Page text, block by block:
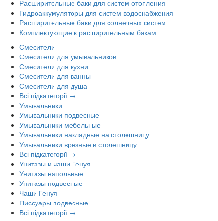
Расширительные баки для систем отопления
Гидроаккумуляторы для систем водоснабжения
Расширительные баки для солнечных систем
Комплектующие к расширительным бакам
Смесители
Смесители для умывальников
Смесители для кухни
Смесители для ванны
Смесители для душа
Всі підкатегорії →
Умывальники
Умывальники подвесные
Умывальники мебельные
Умывальники накладные на столешницу
Умывальники врезные в столешницу
Всі підкатегорії →
Унитазы и чаши Генуя
Унитазы напольные
Унитазы подвесные
Чаши Генуя
Писсуары подвесные
Всі підкатегорії →